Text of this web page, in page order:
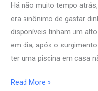
Há não muito tempo
era sinônimo de gastar
disponíveis tinham um
em dia, após o
ter uma piscina em casa
Integradas
Read More »